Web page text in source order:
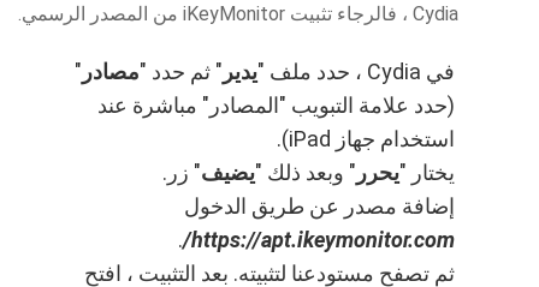
Cydia ، فالرجاء تثبيت iKeyMonitor من المصدر الرسمي.
في Cydia ، حدد ملف " يدير " ثم حدد "مصادر "
(حدد علامة التبويب "المصادر" مباشرة عند
استخدام جهاز iPad).
يختار "يحرر " وبعد ذلك "يضيف" زر.
إضافة مصدر عن طريق الدخول
https://apt.ikeymonitor.com/
.
ثم تصفح مستودعنا لتثبيته. بعد التثبيت ، افتح